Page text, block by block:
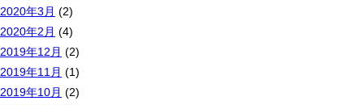
2020年3月 (2)
2020年2月 (4)
2019年12月 (2)
2019年11月 (1)
2019年10月 (2)